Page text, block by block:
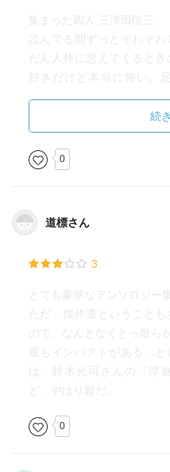
集まった四人 三津田信三
読んでる間ずっとぞわぞ
だん人外に思えてくると
好きだけど本当に怖い。
山荘奇譚 小池真理子
不条理というか、整合性
っていて夢を見ていたよう
しやすいから、ぐっと感
のかたの作品読み続けたら
バースデー・プレゼント 綾
うオチ。話が二転三転す
て翻弄してやろうという
続
0
道標さん
3
とても豪華なアンソロジー集
ただ、傑作選ということも
ので、なんとなくとっ散ら
最もインパクトがある…
は、鈴木光司さんの『浮
ど、やはり厭だ。
0